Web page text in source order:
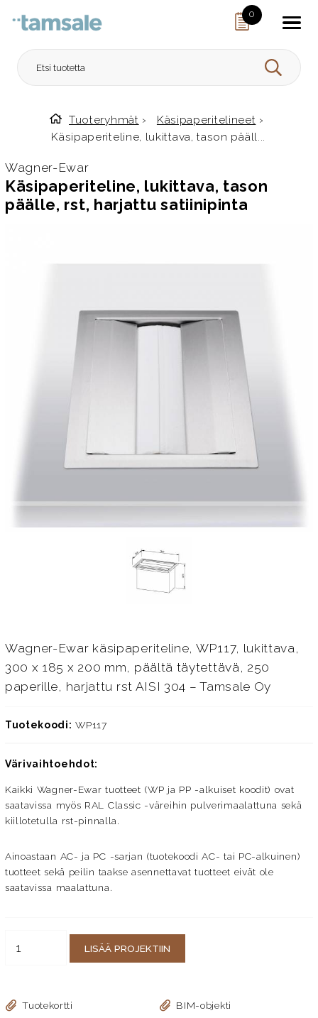
0
HAE
Etusivulle
Tuoteryhmät › Käsipaperitelineet ›
Käsipaperiteline, lukittava, tason pääll...
Wagner-Ewar
Käsipaperiteline, lukittava, tason
päälle, rst, harjattu satiinipinta
Wagner-Ewar käsipaperiteline, WP117, lukittava,
300 x 185 x 200 mm, päältä täytettävä, 250
paperille, harjattu rst AISI 304 – Tamsale Oy
Tuotekoodi: WP117
Värivaihtoehdot:
Kaikki Wagner-Ewar tuotteet (WP ja PP -alkuiset koodit) ovat
saatavissa myös RAL Classic -väreihin pulverimaalattuna sekä
kiillotetulla rst-pinnalla.
Ainoastaan AC- ja PC -sarjan (tuotekoodi AC- tai PC-alkuinen)
tuotteet sekä peilin taakse asennettavat tuotteet eivät ole
saatavissa maalattuna.
LISÄÄ PROJEKTIIN
Tuotekortti BIM-objekti